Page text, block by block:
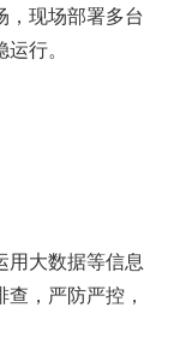
，现场部署多台
行。
用大数据等信息
，严防严控，